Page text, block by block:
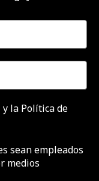
y la Política de
sean empleados
medios